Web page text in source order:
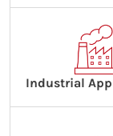
Industrial